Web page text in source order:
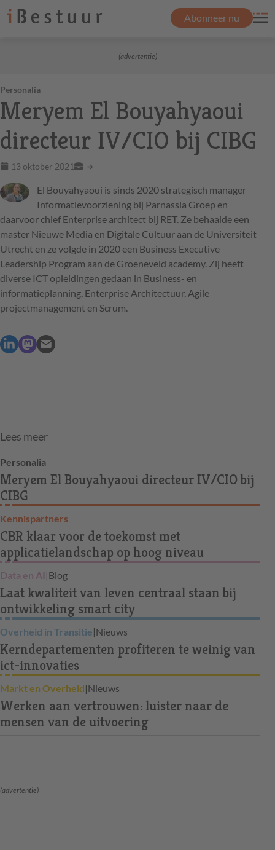
Abonneer nu
(advertentie)
Personalia
Meryem El Bouyahyaoui
directeur IV/CIO bij CIBG
13 oktober 2021
El Bouyahyaoui is sinds 2020 strategisch manager
Informatievoorziening bij Parnassia Groep en
daarvoor chief Enterprise architect bij RET. Ze behaalde een
master Nieuwe Media en Digitale Cultuur aan de Universiteit
Utrecht en ze volgde in 2020 een Business Executive
Leadership Program aan de Groeneveld academy. Zij heeft
diverse ICT opleidingen gedaan in Business- en
informatieplanning, Enterprise Architectuur, Agile
projectmanagement en Scrum.
Lees meer
Personalia
Meryem El Bouyahyaoui directeur IV/CIO bij
CIBG
Kennispartners
CBR klaar voor de toekomst met
applicatielandschap op hoog niveau
Data en AI |Blog
Laat kwaliteit van leven centraal staan bij
ontwikkeling smart city
Overheid in Transitie|Nieuws
Kerndepartementen profiteren te weinig van
ict-innovaties
Markt en Overheid|Nieuws
Werken aan vertrouwen: luister naar de
mensen van de uitvoering
(advertentie)